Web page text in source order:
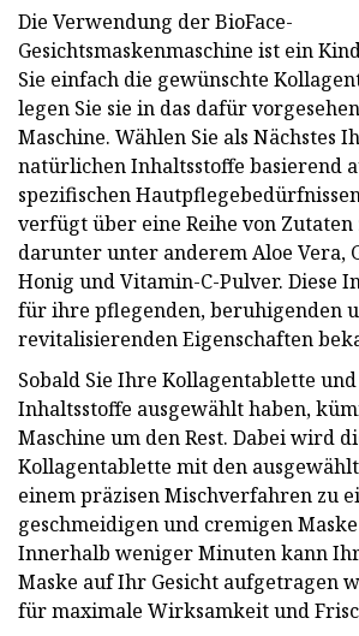
Die Verwendung der BioFace-
Gesichtsmaskenmaschine ist ein
Sie einfach die gewünschte
legen Sie sie in das dafür
Maschine. Wählen Sie als Nächstes
natürlichen Inhaltsstoffe basierend
spezifischen
verfügt über eine Reihe von
darunter unter anderem Aloe Vera,
Honig und Vitamin-C-Pulver. Diese
für ihre pflegenden, beruhigenden
revitalisierenden Eigenschaften
Sobald Sie Ihre Kollagentablette
Inhaltsstoffe ausgewählt haben,
Maschine um den Rest. Dabei wird
Kollagentablette mit den
einem präzisen Mischverfahren zu
geschmeidigen und cremigen
Innerhalb weniger Minuten kann
Maske auf Ihr Gesicht aufgetragen
für maximale Wirksamkeit und